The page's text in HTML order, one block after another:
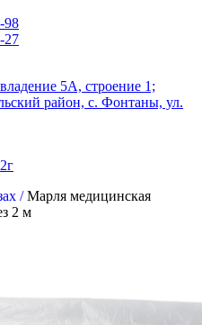
98
27
5А, строение 1;
район, с. Фонтаны, ул.
/Марля медицинская
2 м